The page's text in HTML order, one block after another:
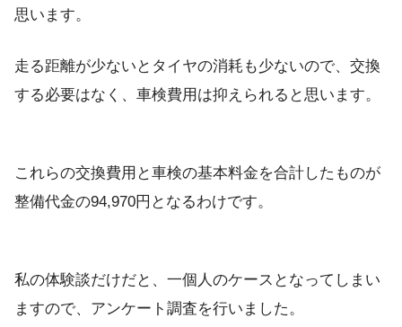
思います。
走る距離が少ないとタイヤの消耗も少ないので、交換
する必要はなく、車検費用は抑えられると思います。
これらの交換費用と車検の基本料金を合計したものが
整備代金の94,970円となるわけです。
私の体験談だけだと、一個人のケースとなってしまい
ますので、アンケート調査を行いました。